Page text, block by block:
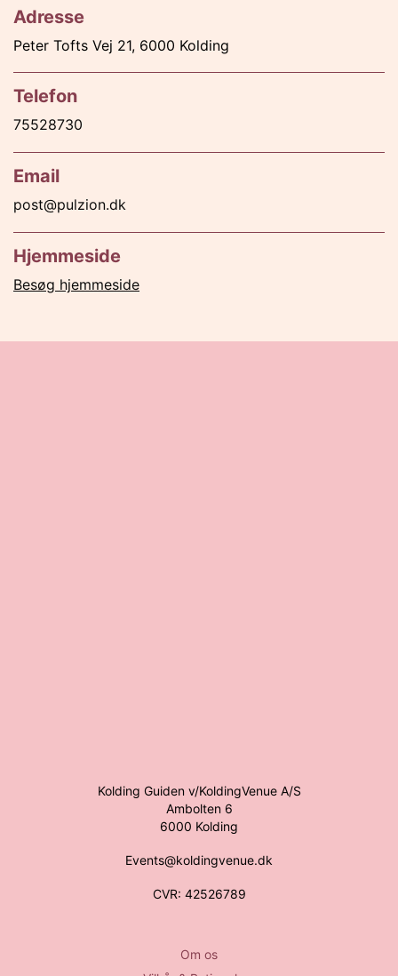
Adresse
Peter Tofts Vej 21, 6000 Kolding
Telefon
75528730
Email
post@pulzion.dk
Hjemmeside
Besøg hjemmeside
Kolding Guiden v/KoldingVenue A/S
Ambolten 6
6000 Kolding
Events@koldingvenue.dk
CVR: 42526789
Om os